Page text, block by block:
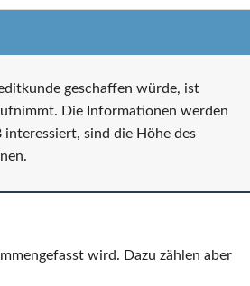
geschaffen würde, ist
Die Informationen werden
sind die Höhe des
wird. Dazu zählen aber